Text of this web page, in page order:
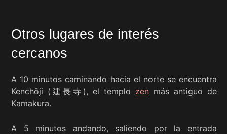
Otros lugares de interés
cercanos
A 10 minutos caminando hacia el norte se encuentra
Kenchōji (建長寺), el templo zen más antiguo de
Kamakura.
A 5 minutos andando, saliendo por la entrada